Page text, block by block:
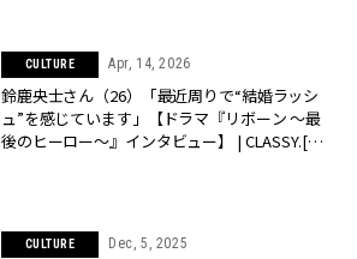
CULTURE Apr, 14, 2026
鈴鹿央士さん（26）「最近周りで“結婚ラッシ
ュ”を感じています」【ドラマ『リボーン 〜最
後のヒーロー〜』インタビュー】 | CLASSY.[ク
CULTURE Dec, 5, 2025